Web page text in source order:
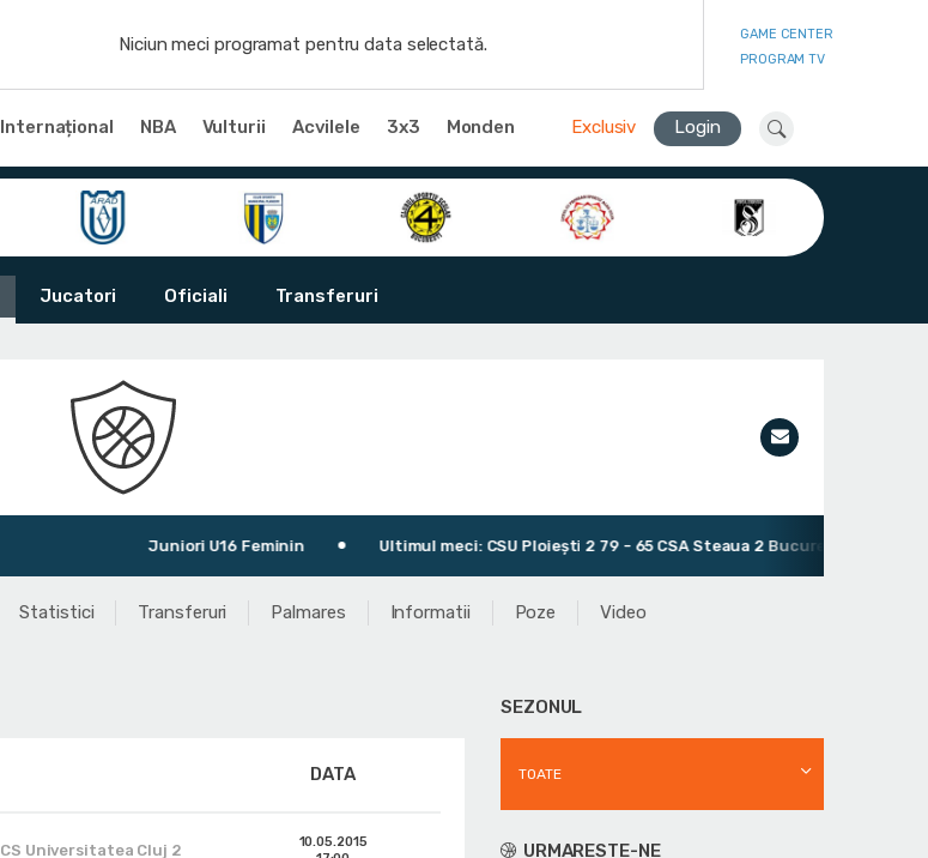
Niciun meci programat pentru data selectată.
GAME CENTER
PROGRAM TV
Internațional NBA Vulturii Acvilele 3x3 Monden Exclusiv Login
Jucatori Oficiali Transferuri
Juniori U16 Feminin Ultimul meci: CSU Ploieşti 2 79 - 65 CSA Steaua 2 București
Statistici Transferuri Palmares Informatii Poze Video
DATA
CS Universitatea Cluj 2
10.05.2015
SEZONUL
TOATE
URMARESTE-NE